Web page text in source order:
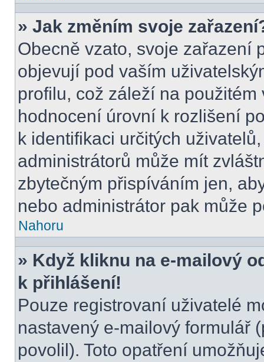
» Jak změním svoje
Obecně vzato, svoje zařazení
objevují pod vaším
profilu, což záleží na
hodnocení úrovní k rozlišení
k identifikaci určitých
administrátorů může mít
zbytečným přispíváním jen,
nebo administrátor pak může
Nahoru
» Když kliknu na e-mailový
k přihlášení!
Pouze registrovaní uživatelé
nastavený e-mailový formulář
povolil). Toto opatření